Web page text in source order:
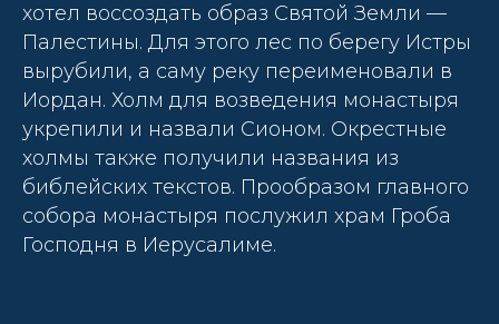
хотел воссоздать образ Святой Земли —
Палестины. Для этого лес по берегу Истры
вырубили, а саму реку переименовали в
Иордан. Холм для возведения монастыря
укрепили и назвали Сионом. Окрестные
холмы также получили названия из
библейских текстов. Прообразом главного
собора монастыря послужил храм Гроба
Господня в Иерусалиме.